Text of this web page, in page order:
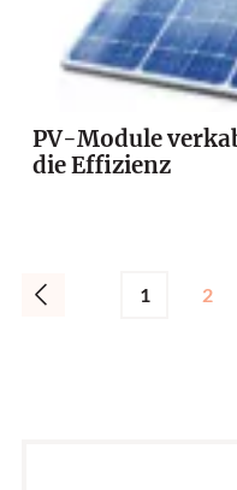
PV-Module
die Effizienz
1 2